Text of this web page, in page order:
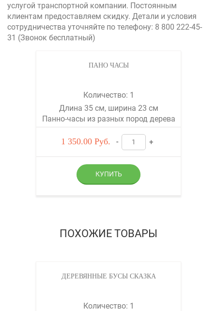
услугой транспортной компании. Постоянным
клиентам предоставляем скидку. Детали и условия
сотрудничества уточняйте по телефону: 8 800 222-45-
31 (Звонок бесплатный)
ПАНО ЧАСЫ
Количество: 1
Длина 35 см, ширина 23 см
Панно-часы из разных пород дерева
1 350.00 Руб. - +
ПОХОЖИЕ ТОВАРЫ
ДЕРЕВЯННЫЕ БУСЫ СКАЗКА
Количество: 1